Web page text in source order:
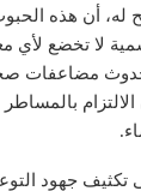
أن هذه
لا تخضع لأي
مضاعفات
بالمساطر
تكثيف جهود